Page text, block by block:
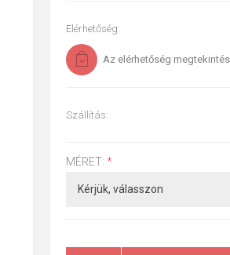
Elérhetőség:
Az elérhetőség
Szállítás:
MÉRET: *